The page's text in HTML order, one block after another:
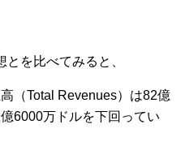
を比べてみると、
（Total Revenues）は82億
6000万ドルを下回ってい